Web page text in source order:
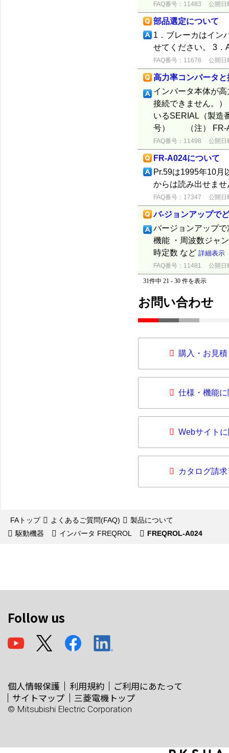
FAQ番号：11483 公開日
部品選定について
1．ブレーカはイン
せてください。 3
FAQ番号：11678 公開日
高力率コンバータ
インバータ本体が
接続できません。
いるSERIAL（製造
号） （注） FR-
FAQ番号：11498 公開日
FR-A024について
Pr.59は1995年10月
からは読み出せま
FAQ番号：17347 公開日
バ-ジョンアップで
バージョンアップ
機能 ・周波数ジャ
時定数 など 詳細表示
FAQ番号：11481 公開日
31件中 21 - 30 件を表示
お問い合わせ
購入・お見
仕様・機能
Webサイト
カタログ請求
FAトップ よくあるご質問(FAQ)
製品について
駆動機器
インバータ FREQROL FREQROL-A024
Follow us
個人情報保護 利用規約
ご利用にあたって
サイトマップ
三菱電機トップ
© Mitsubishi Electric Corporation